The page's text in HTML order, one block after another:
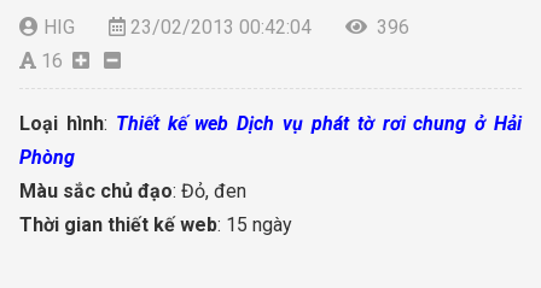
HIG 23/02/2013 00:42:04
396
16
Loại hình: Thiết kế web Dịch vụ phát tờ rơi chung ở Hải
Phòng
Màu sắc chủ đạo: Đỏ, đen
Thời gian thiết kế web: 15 ngày